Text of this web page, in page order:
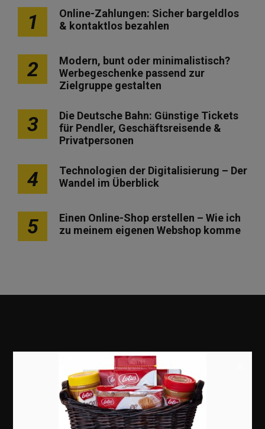
1
Online-Zahlungen: Sicher bargeldlos
& kontaktlos bezahlen
2
Modern, bunt oder minimalistisch?
Werbegeschenke passend zur
Zielgruppe gestalten
3
Die Deutsche Bahn: Günstige Tickets
für Pendler, Geschäftsreisende &
Privatpersonen
4
Technologien der Digitalisierung – Der
Wandel im Überblick
5
Einen Online-Shop erstellen – Wie ich
zu meinem eigenen Webshop komme
Erfolgsgeschichten